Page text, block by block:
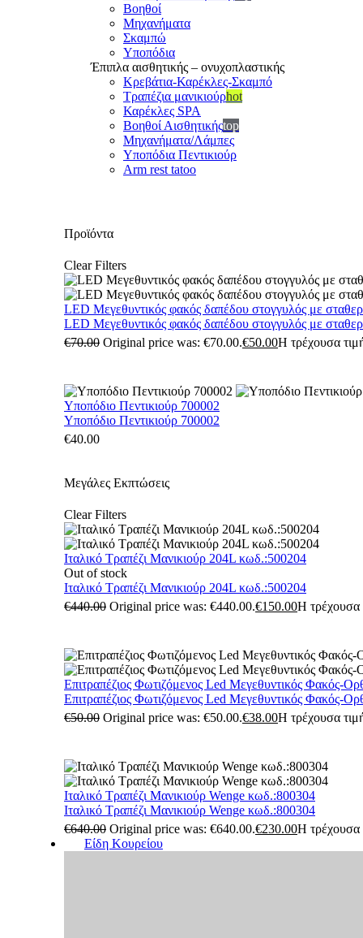
Βοηθοί
Μηχανήματα
Σκαμπώ
Υποπόδια
Έπιπλα αισθητικής – ονυχοπλαστικής
Κρεβάτια-Καρέκλες-Σκαμπό
Τραπέζια μανικιούρhot
Καρέκλες SPA
Βοηθοί Αισθητικήςtop
Μηχανήματα/Λάμπες
Υποπόδια Πεντικιούρ
Arm rest tatoo
Προϊόντα
Clear Filters
LED Μεγεθυντικός φακός δαπέδου στογγυλός με
LED Μεγεθυντικός φακός δαπέδου στογγυλός με
€70.00 Original price was: €70.00.€50.00Η τρέχουσα
Υποπόδιο Πεντικιούρ 700002
Υποπόδιο Πεντικιούρ 700002
€40.00
Μεγάλες Εκπτώσεις
Clear Filters
Ιταλικό Τραπέζι Μανικιούρ 204L κωδ.:500204
Out of stock
Ιταλικό Τραπέζι Μανικιούρ 204L κωδ.:500204
€440.00 Original price was: €440.00.€150.00Η τρέχουσα
Επιτραπέζιος Φωτιζόμενος Led Μεγεθυντικός Φακός-
Επιτραπέζιος Φωτιζόμενος Led Μεγεθυντικός Φακός-
€50.00 Original price was: €50.00.€38.00Η τρέχουσα
Ιταλικό Τραπέζι Μανικιούρ Wenge κωδ.:800304
Ιταλικό Τραπέζι Μανικιούρ Wenge κωδ.:800304
€640.00 Original price was: €640.00.€230.00Η τρέχουσα
Είδη Κουρείου